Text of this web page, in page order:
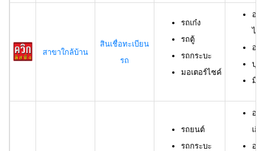
สาขาใกล้บ้าน
สินเชื่อทะเบียน
รถ
รถเก๋ง
รถตู้
รถกระบะ
มอเตอร์ไซค์
อา
ไม่
อา
บุค
มีชื่
รถยนต์
รถกระบะ
อา
เกิ
อา